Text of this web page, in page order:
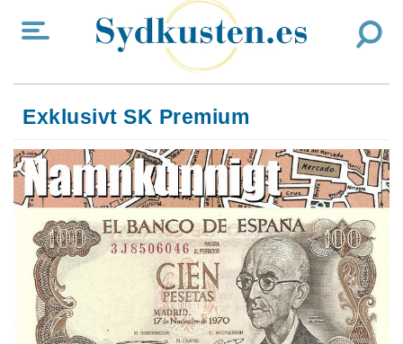
Exklusivt SK Premium